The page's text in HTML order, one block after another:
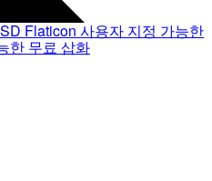
Flaticon 사용자 지정 가능한
한 무료 삽화